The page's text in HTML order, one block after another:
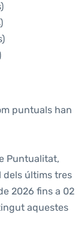
puntuals han
Puntualitat,
dels últims tres
2026 fins a 02
aquestes